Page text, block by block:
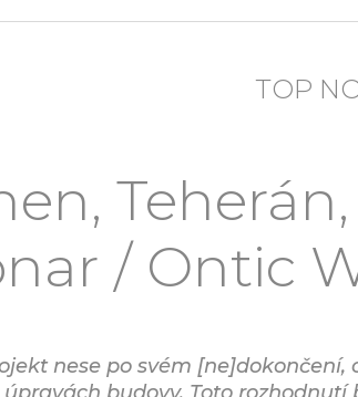
TOP
/ Ontic
nese po svém